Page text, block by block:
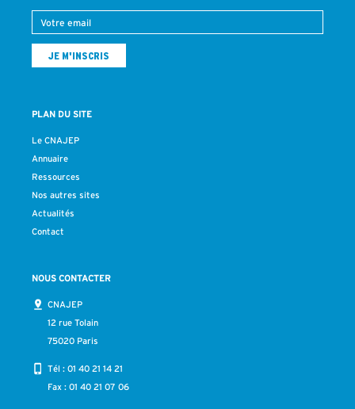
PLAN DU SITE
Le CNAJEP
Annuaire
Ressources
Nos autres sites
Actualités
Contact
NOUS CONTACTER
CNAJEP
12 rue Tolain
75020 Paris
Tél : 01 40 21 14 21
Fax : 01 40 21 07 06